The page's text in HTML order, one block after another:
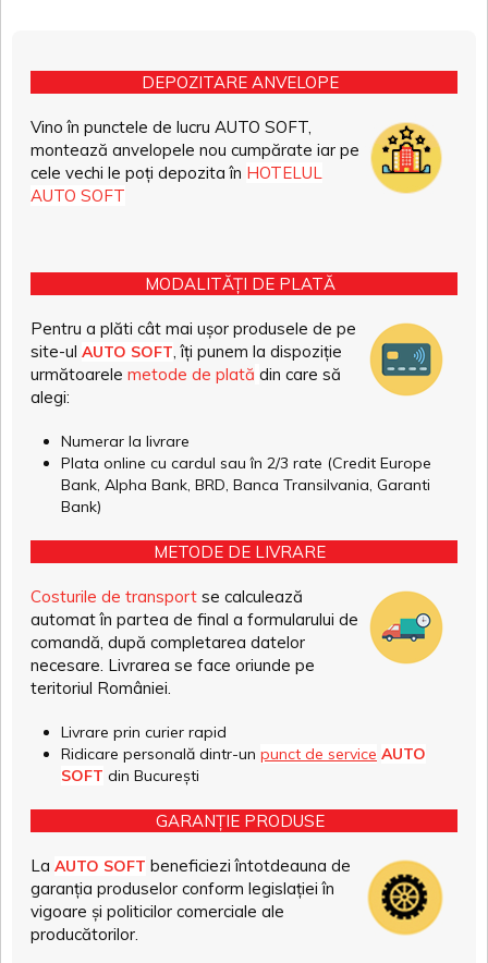
DEPOZITARE ANVELOPE
Vino în punctele de lucru AUTO SOFT,
montează anvelopele nou cumpărate iar pe
cele vechi le poți depozita în HOTELUL
AUTO SOFT
MODALITĂȚI DE PLATĂ
Pentru a plăti cât mai ușor produsele de pe
site-ul AUTO SOFT, îți punem la dispoziție
următoarele metode de plată din care să
alegi:
Numerar la livrare
Plata online cu cardul sau în 2/3 rate (Credit Europe
Bank, Alpha Bank, BRD, Banca Transilvania, Garanti
Bank)
METODE DE LIVRARE
Costurile de transport se calculează
automat în partea de final a formularului de
comandă, după completarea datelor
necesare. Livrarea se face oriunde pe
teritoriul României.
Livrare prin curier rapid
Ridicare personală dintr-un punct de service AUTO
SOFT din București
GARANȚIE PRODUSE
La AUTO SOFT beneficiezi întotdeauna de
garanția produselor conform legislației în
vigoare și politicilor comerciale ale
producătorilor.